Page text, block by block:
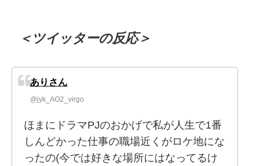
＜ツイッターの反応＞
ありさん
@jyk_AO2_virgo
ほまにドラマPJのおかげで私が人生で1番
しんどかった仕事の職場近くがロケ地にな
ったの(今では好きな場所にはなってるけ